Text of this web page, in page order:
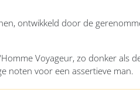
ontwikkeld door de
Voyageur, zo donker als
noten voor een assertieve man.